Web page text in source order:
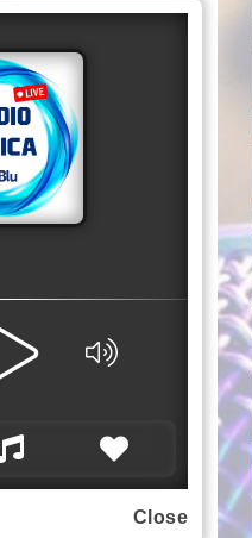
lavoro, ci
efficiente, anche
Piano e il
alle aspettative,
e alla
Consiglio,
raggiunto
anche dal
Close